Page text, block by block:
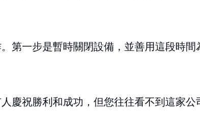
第一步是暫時關閉設備，並善用這段時間
慶祝勝利和成功，但您往往看不到這家公